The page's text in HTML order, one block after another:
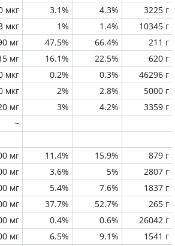
мкг 3.1% 4.3%
3225 г
мкг 1% 1.4%
10345 г
мг 47.5% 66.4%
211 г
мг 16.1% 22.5%
620 г
мкг 0.2% 0.3%
46296 г
мкг 2% 2.8%
5000 г
мг 3% 4.2%
3359 г
~
мг 11.4% 15.9%
879 г
мг 3.6% 5%
2807 г
мг 5.4% 7.6%
1837 г
мг 37.7% 52.7%
265 г
мг 0.4% 0.6%
26042 г
мг 6.5% 9.1%
1541 г